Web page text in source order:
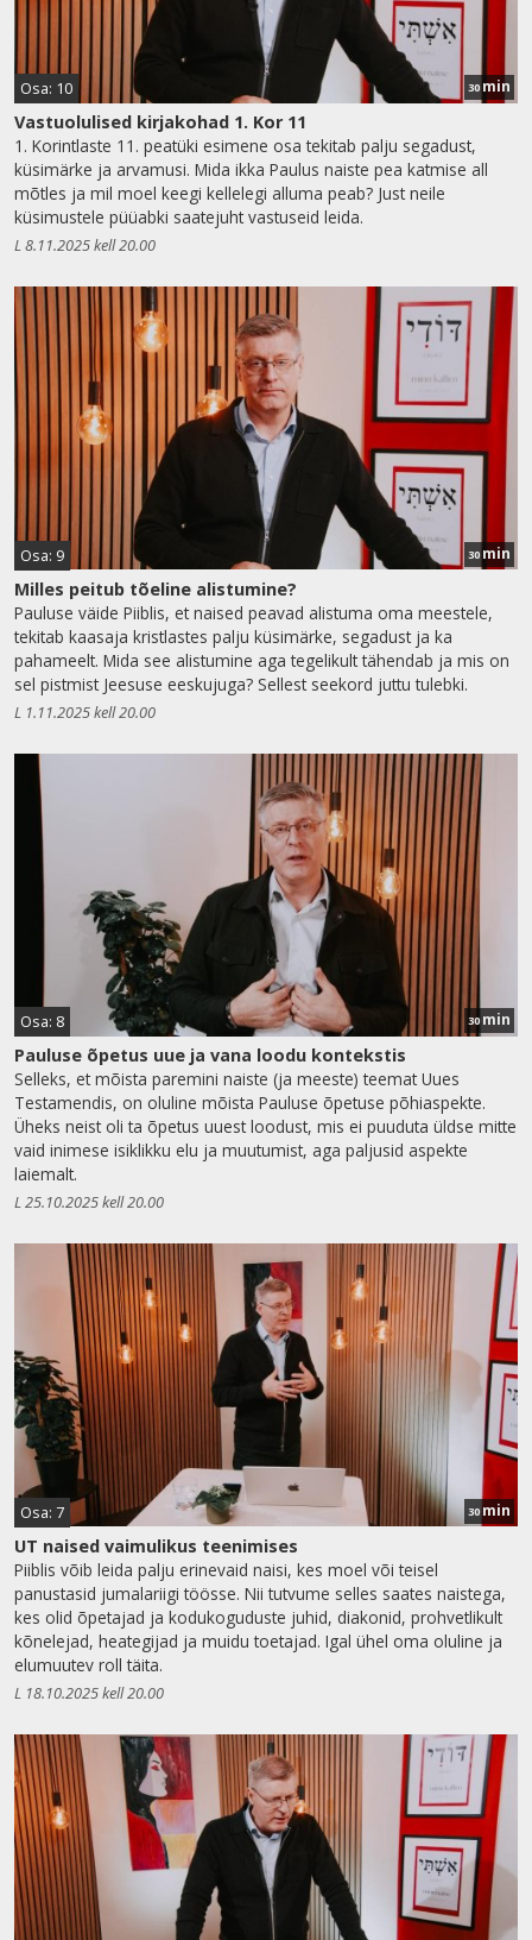
Osa: 10 30 min
Vastuolulised kirjakohad 1. Kor 11
1. Korintlaste 11. peatüki esimene osa tekitab palju segadust,
küsimärke ja arvamusi. Mida ikka Paulus naiste pea katmise all
mõtles ja mil moel keegi kellelegi alluma peab? Just neile
küsimustele püüabki saatejuht vastuseid leida.
L 8.11.2025 kell 20.00
Osa: 9 30 min
Milles peitub tõeline alistumine?
Pauluse väide Piiblis, et naised peavad alistuma oma meestele,
tekitab kaasaja kristlastes palju küsimärke, segadust ja ka
pahameelt. Mida see alistumine aga tegelikult tähendab ja mis on
sel pistmist Jeesuse eeskujuga? Sellest seekord juttu tulebki.
L 1.11.2025 kell 20.00
Osa: 8 30 min
Pauluse õpetus uue ja vana loodu kontekstis
Selleks, et mõista paremini naiste (ja meeste) teemat Uues
Testamendis, on oluline mõista Pauluse õpetuse põhiaspekte.
Üheks neist oli ta õpetus uuest loodust, mis ei puuduta üldse mitte
vaid inimese isiklikku elu ja muutumist, aga paljusid aspekte
laiemalt.
L 25.10.2025 kell 20.00
Osa: 7 30 min
UT naised vaimulikus teenimises
Piiblis võib leida palju erinevaid naisi, kes moel või teisel
panustasid jumalariigi töösse. Nii tutvume selles saates naistega,
kes olid õpetajad ja kodukoguduste juhid, diakonid, prohvetlikult
kõnelejad, heategijad ja muidu toetajad. Igal ühel oma oluline ja
elumuutev roll täita.
L 18.10.2025 kell 20.00